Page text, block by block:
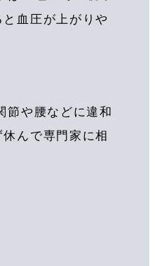
血圧が上がりや
節や腰などに違和
んで専門家に相